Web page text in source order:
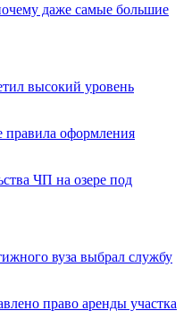
даже самые большие
высокий уровень
правила оформления
ЧП на озере под
вуза выбрал службу
право аренды участка